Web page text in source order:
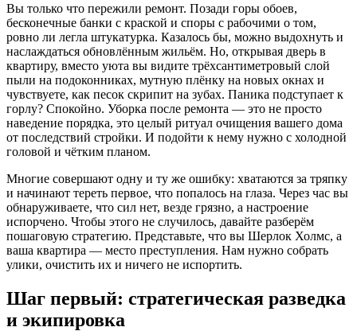
Вы только что пережили ремонт. Позади горы обоев,
бесконечные банки с краской и споры с рабочими о том,
ровно ли легла штукатурка. Казалось бы, можно выдохнуть и
наслаждаться обновлённым жильём. Но, открывая дверь в
квартиру, вместо уюта вы видите трёхсантиметровый слой
пыли на подоконниках, мутную плёнку на новых окнах и
чувствуете, как песок скрипит на зубах. Паника подступает к
горлу? Спокойно. Уборка после ремонта — это не просто
наведение порядка, это целый ритуал очищения вашего дома
от последствий стройки. И подойти к нему нужно с холодной
головой и чётким планом.
Многие совершают одну и ту же ошибку: хватаются за тряпку
и начинают тереть первое, что попалось на глаза. Через час вы
обнаруживаете, что сил нет, везде грязно, а настроение
испорчено. Чтобы этого не случилось, давайте разберём
пошаговую стратегию. Представьте, что вы Шерлок Холмс, а
ваша квартира — место преступления. Нам нужно собрать
улики, очистить их и ничего не испортить.
Шаг первый: стратегическая разведка
и экипировка